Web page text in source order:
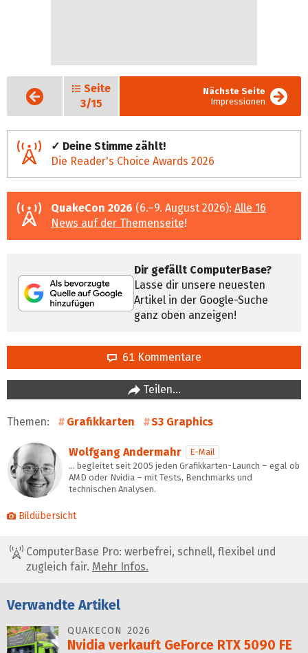
Vorige
Seite
Seite
3/15
Nächste Seite
Impressionen
✓ Deine Stimme zählt!
Die Reader's Choice Awards 2026
QuakeCon 2026 (6.–9. August 2026): Alle 16
News auf der Themenseite!
Dir gefällt ComputerBase?
Lasse dir unsere neuesten
Artikel in der Google-Suche
ganz oben anzeigen!
61 Kommentare
Teilen…
Themen: Grafikkarten S3 Graphics
Wolfgang Andermahr
E-Mail
… begleitet seit 2005 jeden Grafikkarten-Launch – egal ob
AMD oder Nvidia – mit Tests, Benchmarks und
technischen Analysen.
Bildübersicht
ComputerBase Pro: werbefrei, schnell, flexibel und
zugleich fair. Mehr Infos.
Verwandte Artikel
QUAKECON 2026
Nvidia verkauft GeForce RTX 5090 FE